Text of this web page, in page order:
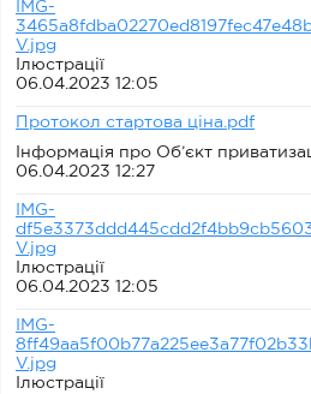
IMG-
V.jpg
Ілюстрації
06.04.2023 12:05
Протокол стартова ціна.pdf
Інформація про Об’єкт
06.04.2023 12:27
IMG-
V.jpg
Ілюстрації
06.04.2023 12:05
IMG-
V.jpg
Ілюстрації